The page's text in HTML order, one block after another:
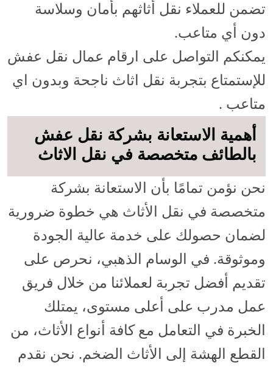
تضمن للعملاء نقل أثاثهم بأمان وسلاسة
دون أي متاعب.
يمكنكم التواصل على ارقام عمال نقل عفش
للإستمتاع بتجربة نقل اثاث ناجحة وبدون اي
متاعب .
أهمية الاستعانة بشركة نقل عفش
بالطائف متخصصة في نقل الاثاث
نحن نؤمن تمامًا بأن الاستعانة بشركة
متخصصة في نقل الأثاث هي خطوة ضرورية
لضمان حصولك على خدمة عالية الجودة
وموثوقة. في الوسام الذهبي، نحرص على
تقديم أفضل تجربة لعملائنا من خلال فريق
عمل مدرب على أعلى مستوى، يمتلك
الخبرة في التعامل مع كافة أنواع الأثاث، من
القطع الهشة إلى الأثاث الضخم. نحن نقدم